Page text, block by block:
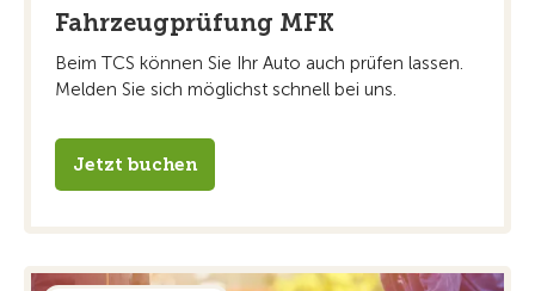
Fahrzeugprüfung MFK
Beim TCS können Sie Ihr Auto auch prüfen lassen.
Melden Sie sich möglichst schnell bei uns.
Jetzt buchen